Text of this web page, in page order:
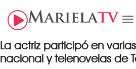
La actriz participó en
nacional y telenovelas de